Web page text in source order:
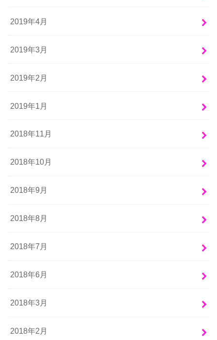
2019年4月
2019年3月
2019年2月
2019年1月
2018年11月
2018年10月
2018年9月
2018年8月
2018年7月
2018年6月
2018年3月
2018年2月